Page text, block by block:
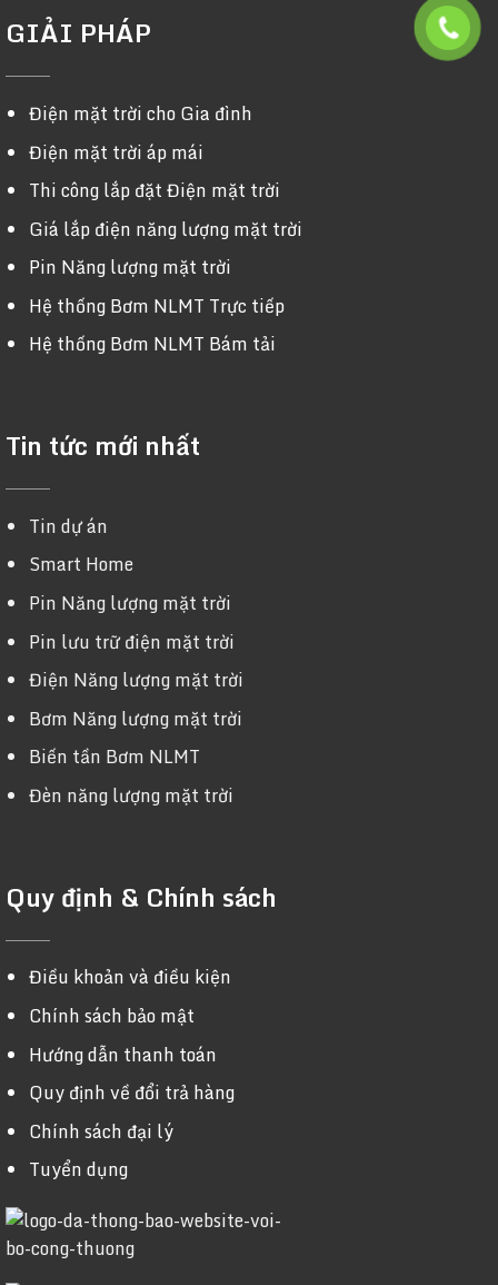
GIẢI PHÁP
Điện mặt trời cho Gia đình
Điện mặt trời áp mái
Thi công lắp đặt Điện mặt trời
Giá lắp điện năng lượng mặt trời
Pin Năng lượng mặt trời
Hệ thống Bơm NLMT Trực tiếp
Hệ thống Bơm NLMT Bám tải
Tin tức mới nhất
Tin dự án
Smart Home
Pin Năng lượng mặt trời
Pin lưu trữ điện mặt trời
Điện Năng lượng mặt trời
Bơm Năng lượng mặt trời
Biến tần Bơm NLMT
Đèn năng lượng mặt trời
Quy định & Chính sách
Điều khoản và điều kiện
Chính sách bảo mật
Hướng dẫn thanh toán
Quy định về đổi trả hàng
Chính sách đại lý
Tuyển dụng